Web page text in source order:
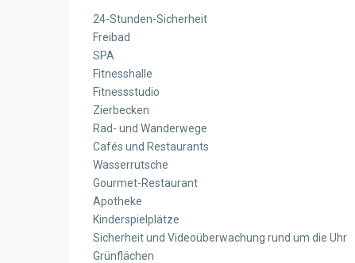
24-Stunden-Sicherheit
Freibad
SPA
Fitnesshalle
Fitnessstudio
Zierbecken
Rad- und Wanderwege
Cafés und Restaurants
Wasserrutsche
Gourmet-Restaurant
Apotheke
Kinderspielplätze
Sicherheit und Videoüberwachung rund um die Uhr
Grünflächen